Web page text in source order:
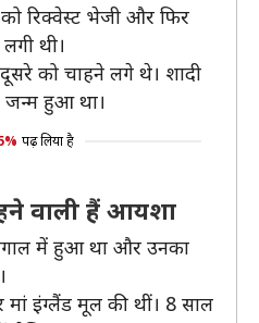
रिक्वेस्ट भेजी और फिर
थी।
को चाहने लगे थे। शादी
जन्म हुआ था।
पढ़ लिया है
वाली हैं आयशा
में हुआ था और उनका
इंग्लैंड मूल की थीं। 8 साल